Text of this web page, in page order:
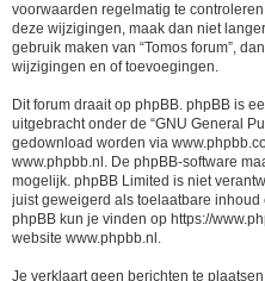
voorwaarden regelmatig te
deze wijzigingen, maak dan niet
gebruik maken van “Tomos forum”,
wijzigingen en of toevoegingen.
Dit forum draait op phpBB. phpBB is
uitgebracht onder de “GNU General
gedownload worden via
www.phpbb.nl . De phpBB-software
mogelijk. phpBB Limited is niet
juist geweigerd als toelaatbare
phpBB kun je vinden op https://
website www.phpbb.nl .
Je verklaart geen berichten te